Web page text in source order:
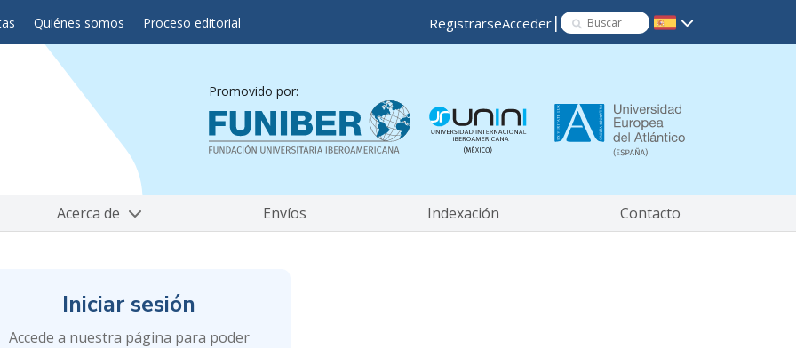
Quiénes somos Proceso editorial RegistrarseAcceder |
Promovido por:
Acerca de Envíos Indexación Contacto
Iniciar sesión
Accede a nuestra página para poder